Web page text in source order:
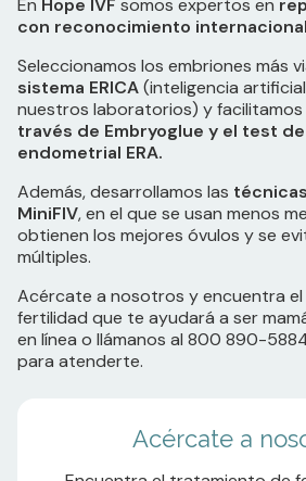
En Hope IVF somos expertos en
con reconocimiento
Seleccionamos los embriones más
sistema ERICA(inteligencia
nuestros laboratorios) y facilitamos
través de Embryoglue y el test
endometrial ERA.
Además, desarrollamos las
MiniFIV, en el que se usan menos
obtienen los mejores óvulos y se
múltiples.
Acércate a nosotros y encuentra
fertilidad que te ayudará a ser
en línea o llámanos al 800 890-
para atenderte.
Acércate a